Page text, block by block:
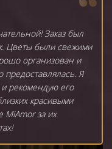
Заказ был
Цветы были свежими
организован и
предоставлялась. Я
рекомендую его
красивыми
MiAmor за их